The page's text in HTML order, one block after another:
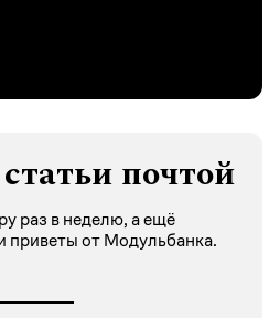
почтой
раз в неделю, а ещё
приветы от Модульбанка.